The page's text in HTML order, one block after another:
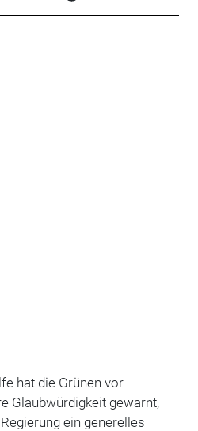
hat die Grünen vor
Glaubwürdigkeit gewarnt,
ein generelles